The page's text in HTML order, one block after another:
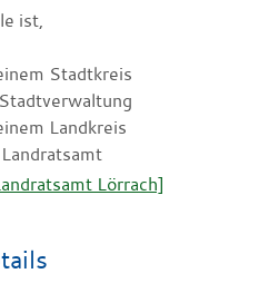
ist,
Stadtkreis
Landkreis
Lörrach]